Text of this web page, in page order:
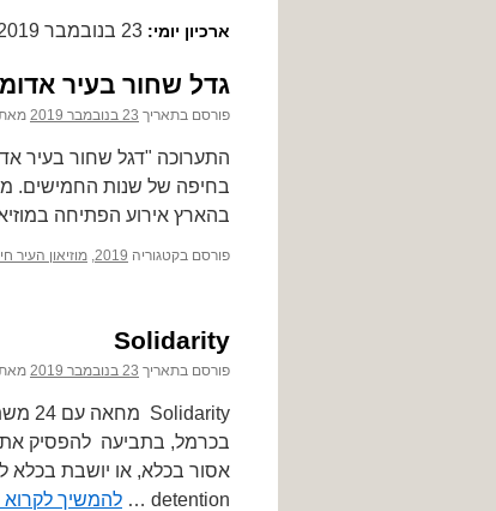
ארכיון יומי: 23 בנובמבר 2019
גדל שחור בעיר
פורסם בתאריך 23 בנובמבר 2019
התערוכה "דגל שחור בעיר
בהארץ אירוע הפתיחה
פורסם בקטגוריה 2019
, מוזיאון העיר
Solidarity
פורסם בתאריך 23 בנובמבר 2019
בכרמל, בתביעה להפסיק
detention …
להמשיך לקרוא